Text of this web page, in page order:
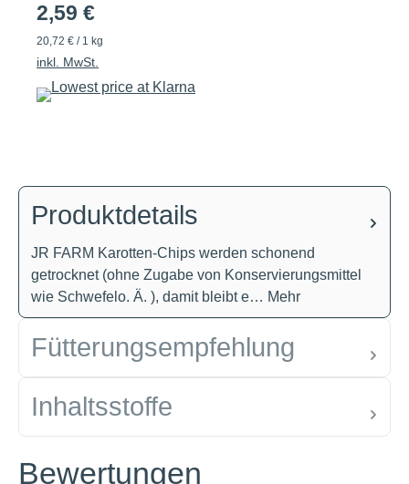
2,59 €
20,72 € / 1 kg
inkl. MwSt.
Produktdetails
JR FARM Karotten-Chips werden schonend
getrocknet (ohne Zugabe von Konservierungsmittel
wie Schwefelo. Ä. ), damit bleibt e… Mehr
Fütterungsempfehlung
Inhaltsstoffe
Bewertungen